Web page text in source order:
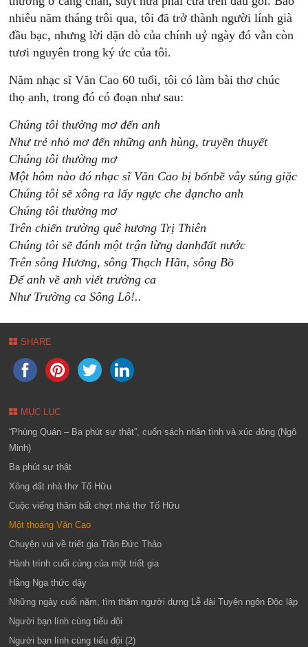
nhiêu năm tháng trôi qua, tôi đã trở thành người lính già
đầu bạc, nhưng lời dặn dò của chính uỷ ngày đó vẫn còn
tươi nguyên trong ký ức của tôi.
Năm nhạc sĩ Văn Cao 60 tuổi, tôi có làm bài thơ chúc
thọ anh, trong đó có đoạn như sau:
Chúng tôi thường mơ đến anh
Như trẻ nhỏ mơ đến những anh hùng, truyền thuyết
Chúng tôi thường mơ
Một hôm nào đó nhạc sĩ Văn Cao bị bốnbề vây súng giặc
Chúng tôi sẽ xông ra lấy ngực che đạncho anh
Chúng tôi thường mơ
Trên chiến trường quê hương Trị Thiên
Chúng tôi sẽ đánh một trận lừng danhđất nước
Trên sông Hương, sông Thạch Hãn, sông Bồ
Để anh về anh viết trường ca
Như Trường ca Sông Lô!..
SHARE
MỤC LỤC
“Phùng Quán – Ba phút sự thật”, cuốn sách nhân tình và xúc động (Ngô
Minh)
Ba phút sự thật
Xông đất nhà thơ Tố Hữu
Cuộc viếng thăm bất chợt nhà thơ Tố Hữu
Một thoáng Văn Cao
Chuyện vui về triết gia Trần Đức Thảo
Hành trình cuối cùng của một triết gia
Hằng Nga thức dậy
Những ngày cuối năm, tìm thăm người dựng Lễ đài Tuyên ngôn Độc lập
Người bạn lính cùng tiểu đội
Người bạn lính cùng tiểu đội (2)